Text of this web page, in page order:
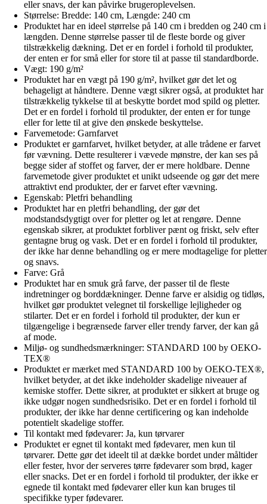
eller snavs, der kan påvirke brugeroplevelsen.
Størrelse: Bredde: 140 cm, Længde: 240 cm
Produktet har en ideel størrelse på 140 cm i bredden og 240 cm i
længden. Denne størrelse passer til de fleste borde og giver
tilstrækkelig dækning. Det er en fordel i forhold til produkter,
der enten er for små eller for store til at passe til standardborde.
Vægt: 190 g/m²
Produktet har en vægt på 190 g/m², hvilket gør det let og
behageligt at håndtere. Denne vægt sikrer også, at produktet har
tilstrækkelig tykkelse til at beskytte bordet mod spild og pletter.
Det er en fordel i forhold til produkter, der enten er for tunge
eller for lette til at give den ønskede beskyttelse.
Farvemetode: Garnfarvet
Produktet er garnfarvet, hvilket betyder, at alle trådene er farvet
før vævning. Dette resulterer i vævede mønstre, der kan ses på
begge sider af stoffet og farver, der er mere holdbare. Denne
farvemetode giver produktet et unikt udseende og gør det mere
attraktivt end produkter, der er farvet efter vævning.
Egenskab: Pletfri behandling
Produktet har en pletfri behandling, der gør det
modstandsdygtigt over for pletter og let at rengøre. Denne
egenskab sikrer, at produktet forbliver pænt og friskt, selv efter
gentagne brug og vask. Det er en fordel i forhold til produkter,
der ikke har denne behandling og er mere modtagelige for pletter
og snavs.
Farve: Grå
Produktet har en smuk grå farve, der passer til de fleste
indretninger og borddækninger. Denne farve er alsidig og tidløs,
hvilket gør produktet velegnet til forskellige lejligheder og
stilarter. Det er en fordel i forhold til produkter, der kun er
tilgængelige i begrænsede farver eller trendy farver, der kan gå
af mode.
Miljø- og sundhedsmærkninger: STANDARD 100 by OEKO-
TEX®
Produktet er mærket med STANDARD 100 by OEKO-TEX®,
hvilket betyder, at det ikke indeholder skadelige niveauer af
kemiske stoffer. Dette sikrer, at produktet er sikkert at bruge og
ikke udgør nogen sundhedsrisiko. Det er en fordel i forhold til
produkter, der ikke har denne certificering og kan indeholde
potentielt skadelige stoffer.
Til kontakt med fødevarer: Ja, kun tørvarer
Produktet er egnet til kontakt med fødevarer, men kun til
tørvarer. Dette gør det ideelt til at dække bordet under måltider
eller fester, hvor der serveres tørre fødevarer som brød, kager
eller snacks. Det er en fordel i forhold til produkter, der ikke er
egnede til kontakt med fødevarer eller kun kan bruges til
specifikke typer fødevarer.